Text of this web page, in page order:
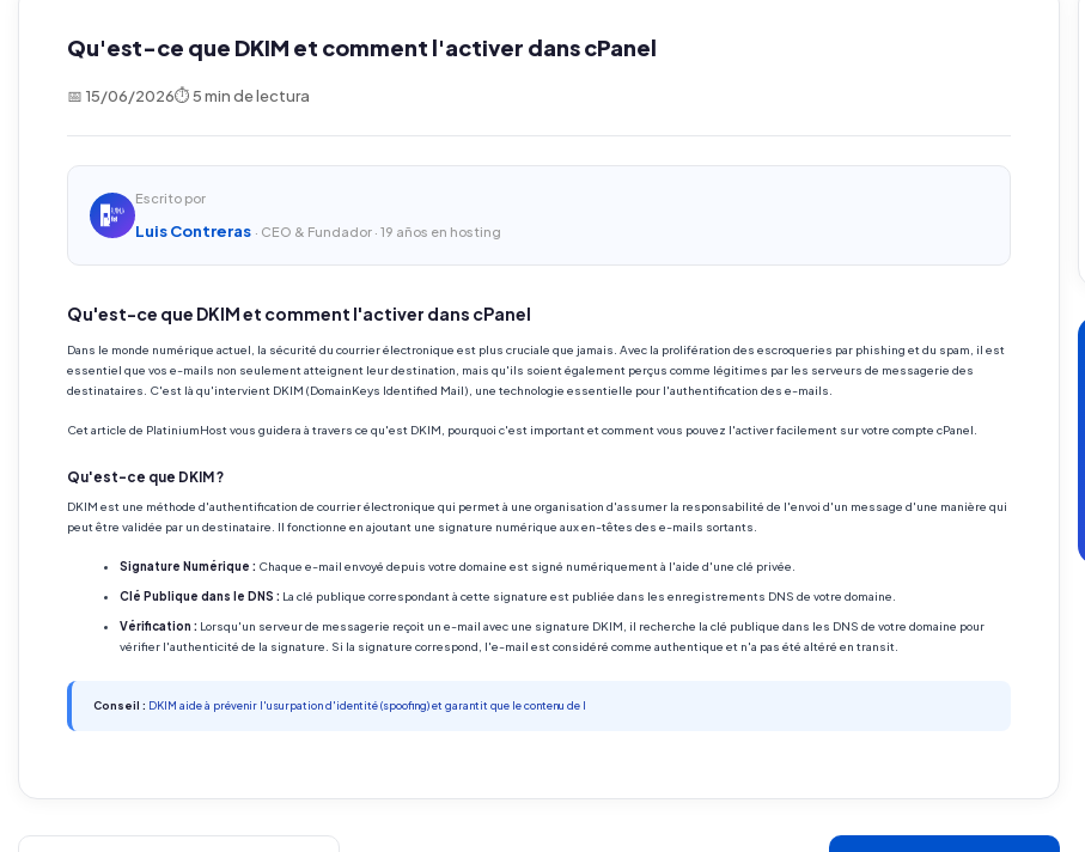
Qu'est-ce que DKIM et comment l'activer dans cPanel
📅 15/06/2026⏱ 5 min de lectura
Escrito por
Luis Contreras · CEO & Fundador · 19 años en hosting
Qu'est-ce que DKIM et comment l'activer dans cPanel
Dans le monde numérique actuel, la sécurité du courrier électronique est plus cruciale que jamais. Avec la prolifération des escroqueries par phishing et du spam, il est
essentiel que vos e-mails non seulement atteignent leur destination, mais qu'ils soient également perçus comme légitimes par les serveurs de messagerie des
destinataires. C'est là qu'intervient DKIM (DomainKeys Identified Mail), une technologie essentielle pour l'authentification des e-mails.
Cet article de PlatiniumHost vous guidera à travers ce qu'est DKIM, pourquoi c'est important et comment vous pouvez l'activer facilement sur votre compte cPanel.
Qu'est-ce que DKIM ?
DKIM est une méthode d'authentification de courrier électronique qui permet à une organisation d'assumer la responsabilité de l'envoi d'un message d'une manière qui
peut être validée par un destinataire. Il fonctionne en ajoutant une signature numérique aux en-têtes des e-mails sortants.
Signature Numérique : Chaque e-mail envoyé depuis votre domaine est signé numériquement à l'aide d'une clé privée.
Clé Publique dans le DNS : La clé publique correspondant à cette signature est publiée dans les enregistrements DNS de votre domaine.
Vérification : Lorsqu'un serveur de messagerie reçoit un e-mail avec une signature DKIM, il recherche la clé publique dans les DNS de votre domaine pour
vérifier l'authenticité de la signature. Si la signature correspond, l'e-mail est considéré comme authentique et n'a pas été altéré en transit.
Conseil : DKIM aide à prévenir l'usurpation d'identité (spoofing) et garantit que le contenu de l